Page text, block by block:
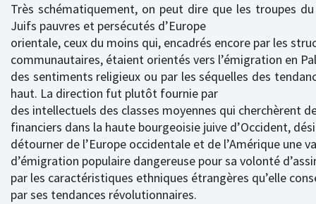
Très schématiquement, on peut dire que les troupes
Juifs pauvres et persécutés d’Europe
orientale, ceux du moins qui, encadrés encore par les
communautaires, étaient orientés vers l’émigration en
des sentiments religieux ou par les séquelles des
haut. La direction fut plutôt fournie par
des intellectuels des classes moyennes qui cherchèrent
financiers dans la haute bourgeoisie juive d’Occident,
détourner de l’Europe occidentale et de l’Amérique une
d’émigration populaire dangereuse pour sa volonté
par les caractéristiques ethniques étrangères qu’elle
par ses tendances révolutionnaires.